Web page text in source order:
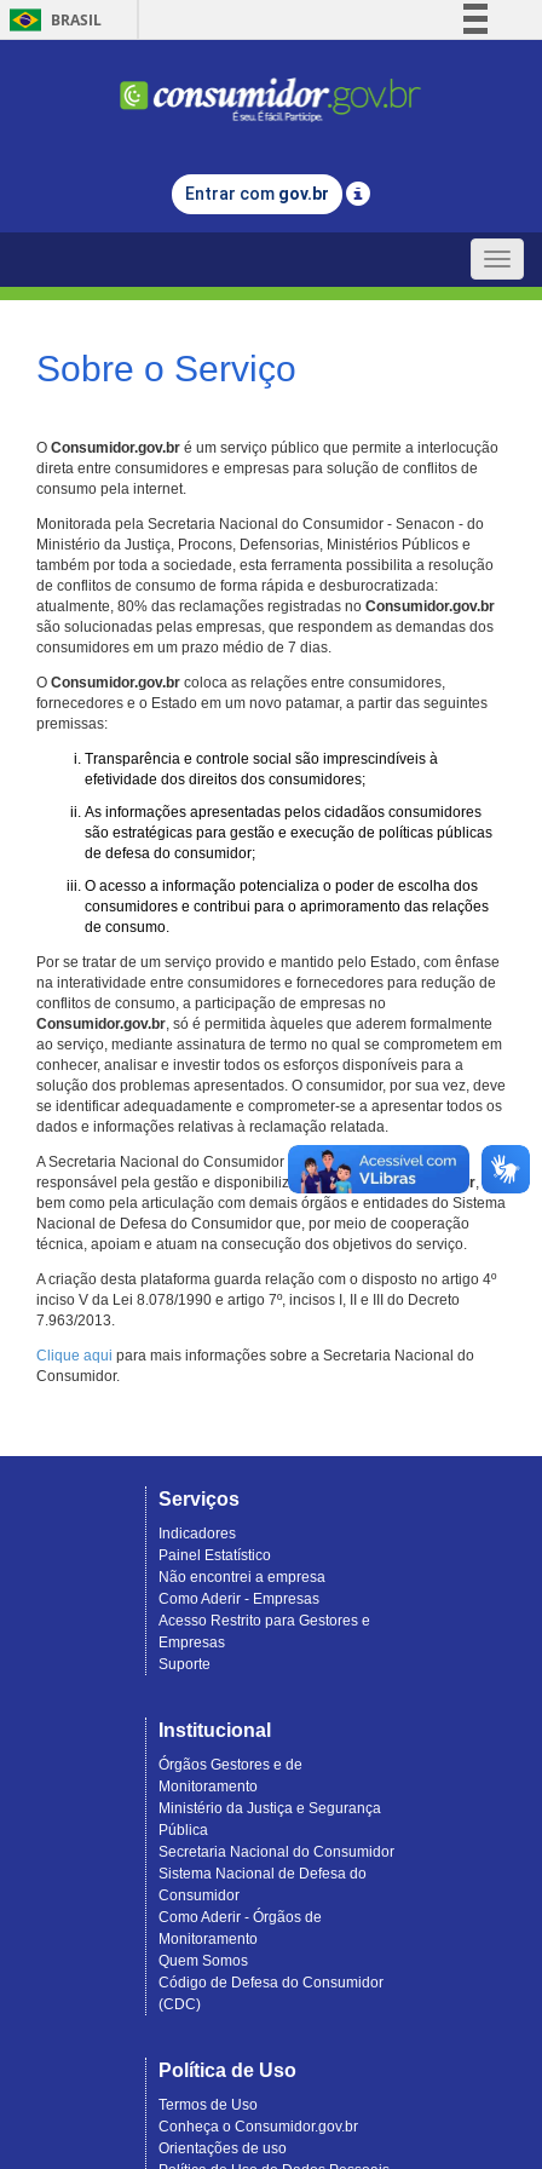
BRASIL
Comunica BR
Legislação
Entrar com gov.br
Toggle
Sobre o Serviço
O Consumidor.gov.br é um serviço público que permite a interlocução
direta entre consumidores e empresas para solução de conflitos de
consumo pela internet.
Monitorada pela Secretaria Nacional do Consumidor - Senacon - do
Ministério da Justiça, Procons, Defensorias, Ministérios Públicos e
também por toda a sociedade, esta ferramenta possibilita a resolução
de conflitos de consumo de forma rápida e desburocratizada:
atualmente, 80% das reclamações registradas no Consumidor.gov.br
são solucionadas pelas empresas, que respondem as demandas dos
consumidores em um prazo médio de 7 dias.
O Consumidor.gov.br coloca as relações entre consumidores,
fornecedores e o Estado em um novo patamar, a partir das seguintes
premissas:
Transparência e controle social são imprescindíveis à
efetividade dos direitos dos consumidores;
As informações apresentadas pelos cidadãos consumidores
são estratégicas para gestão e execução de políticas públicas
de defesa do consumidor;
O acesso a informação potencializa o poder de escolha dos
consumidores e contribui para o aprimoramento das relações
de consumo.
Por se tratar de um serviço provido e mantido pelo Estado, com ênfase
na interatividade entre consumidores e fornecedores para redução de
conflitos de consumo, a participação de empresas no
Consumidor.gov.br, só é permitida àqueles que aderem formalmente
ao serviço, mediante assinatura de termo no qual se comprometem em
conhecer, analisar e investir todos os esforços disponíveis para a
solução dos problemas apresentados. O consumidor, por sua vez, deve
se identificar adequadamente e comprometer-se a apresentar todos os
dados e informações relativas à reclamação relatada.
A Secretaria Nacional do Consumidor do Ministério da Justiça é a
responsável pela gestão e disponibilização doConsumidor.gov.br,
bem como pela articulação com demais órgãos e entidades do Sistema
Nacional de Defesa do Consumidor que, por meio de cooperação
técnica, apoiam e atuam na consecução dos objetivos do serviço.
A criação desta plataforma guarda relação com o disposto no artigo 4º
inciso V da Lei 8.078/1990 e artigo 7º, incisos I, II e III do Decreto
7.963/2013.
Clique aqui para mais informações sobre a Secretaria Nacional do
Consumidor.
Serviços
Indicadores
Painel Estatístico
Não encontrei a empresa
Como Aderir - Empresas
Acesso Restrito para Gestores e
Empresas
Suporte
Institucional
Órgãos Gestores e de
Monitoramento
Ministério da Justiça e Segurança
Pública
Secretaria Nacional do Consumidor
Sistema Nacional de Defesa do
Consumidor
Como Aderir - Órgãos de
Monitoramento
Quem Somos
Código de Defesa do Consumidor
(CDC)
Política de Uso
Termos de Uso
Conheça o Consumidor.gov.br
Orientações de uso